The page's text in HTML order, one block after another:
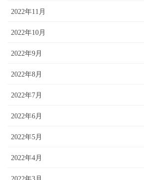
2022年11月
2022年10月
2022年9月
2022年8月
2022年7月
2022年6月
2022年5月
2022年4月